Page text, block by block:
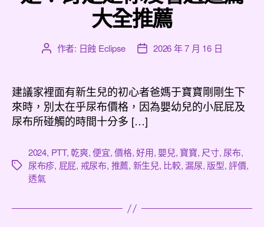
大全推薦
文
者
作者: 日蝕 Eclipse
文
佈
日
期
2026 年 7 月 16 日
建議家裡面有新生兒的初心者爸媽于寶寶剛剛生下
來時，別太在乎尿布價格，因為嬰幼兒的小屁屁及
尿布所碰觸的時間十分多 […]
標
2024, PTT,乾爽,便宜,價格,好用, 嬰兒, 寶寶, 尺寸, 尿布,
尿布疹, 屁屁, 戒尿布, 推薦, 新生兒, 比較, 漏尿, 版型,評價,
透氣